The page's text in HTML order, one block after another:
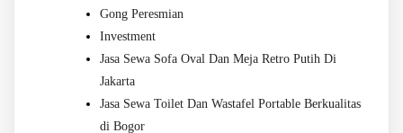
Gong Peresmian
Investment
Jasa Sewa Sofa Oval Dan Meja Retro Putih Di
Jakarta
Jasa Sewa Toilet Dan Wastafel Portable Berkualitas
di Bogor